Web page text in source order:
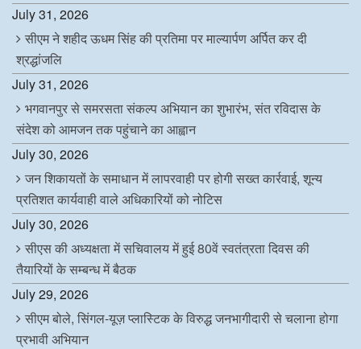
July 31, 2026
सीएम ने शहीद ऊधम सिंह की प्रतिमा पर माल्यार्पण अर्पित कर दी
श्रद्धांजलि
July 31, 2026
भगवानपुर से समरसता संकल्प अभियान का शुभारंभ, संत रविदास के
संदेश को आमजन तक पहुंचाने का आह्वान
July 30, 2026
जन शिकायतों के समाधान में लापरवाही पर होगी सख्त कार्रवाई, शून्य
प्रतिशत कार्यवाही वाले अधिकारियों को नोटिस
July 30, 2026
सीएस की अध्यक्षता में सचिवालय में हुई 80वें स्वतंत्रता दिवस की
तैयारियों के सम्बन्ध में बैठक
July 29, 2026
सीएम बोले, सिंगल-यूज़ प्लास्टिक के विरुद्ध जनभागीदारी से चलाना होगा
प्रभावी अभियान